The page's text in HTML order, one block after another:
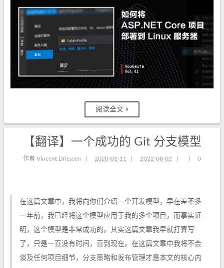
阅读全文 »
【翻译】一个成功的 Git 分支模型
作者 Vincent Driessen 2020-01-11 2022-08-02 0
在这篇文章中，我将向你们介绍一个开发模型，早在差不多
一年前，我已经将这个模型应用于我的多个项目，而事实证
明，这个模型是非常成功的。其实这篇文章我早就打算写
了，只是一直没有时间，直到现在。在这篇文章中我将不会
谈及任何项目细节，分支策略和发布管理才是本文的核心内